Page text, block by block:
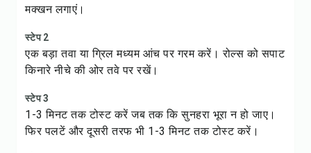
मक्खन लगाएं।
स्टेप 2
एक बड़ा तवा या ग्रिल मध्यम आंच पर गरम करें। रोल्स को सपाट
किनारे नीचे की ओर तवे पर रखें।
स्टेप 3
1-3 मिनट तक टोस्ट करें जब तक कि सुनहरा भूरा न हो जाए।
फिर पलटें और दूसरी तरफ भी 1-3 मिनट तक टोस्ट करें।